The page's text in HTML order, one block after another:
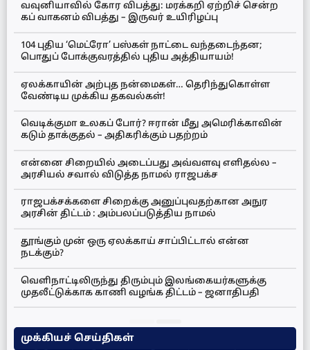
வவுனியாவில் கோர விபத்து: மரக்கறி ஏற்றிச் சென்ற
கப் வாகனம் விபத்து – இருவர் உயிரிழப்பு
104 புதிய ‘மெட்ரோ’ பஸ்கள் நாட்டை வந்தடைந்தன;
பொதுப் போக்குவரத்தில் புதிய அத்தியாயம்!
ஏலக்காயின் அற்புத நன்மைகள்… தெரிந்துகொள்ள
வேண்டிய முக்கிய தகவல்கள்!
வெடிக்குமா உலகப் போர்? ஈரான் மீது அமெரிக்காவின்
கடும் தாக்குதல் – அதிகரிக்கும் பதற்றம்
என்னை சிறையில் அடைப்பது அவ்வளவு எளிதல்ல –
அரசியல் சவால் விடுத்த நாமல் ராஜபக்ச
ராஜபக்சக்களை சிறைக்கு அனுப்புவதற்கான அநுர
அரசின் திட்டம் : அம்பலப்படுத்திய நாமல்
தூங்கும் முன் ஒரு ஏலக்காய் சாப்பிட்டால் என்ன
நடக்கும்?
வெளிநாட்டிலிருந்து திரும்பும் இலங்கையர்களுக்கு
முதலீட்டுக்காக காணி வழங்க திட்டம் – ஜனாதிபதி
முக்கியச் செய்திகள்